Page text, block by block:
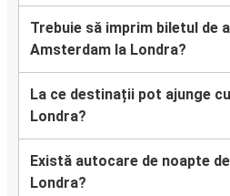
Trebuie să imprim biletul de
Amsterdam la Londra?
La ce destinații pot ajunge
Londra?
Există autocare de noapte
Londra?